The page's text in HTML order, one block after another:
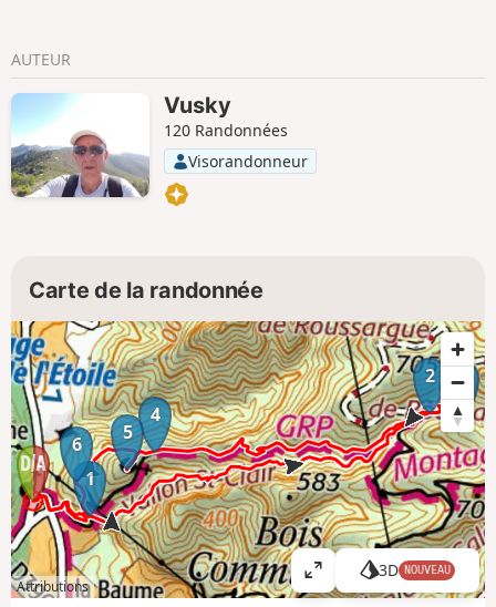
AUTEUR
Vusky
120 Randonnées
Visorandonneur
Carte de la randonnée
1
2
3
4
5
6
Attributions
A
3D NOUVEAU